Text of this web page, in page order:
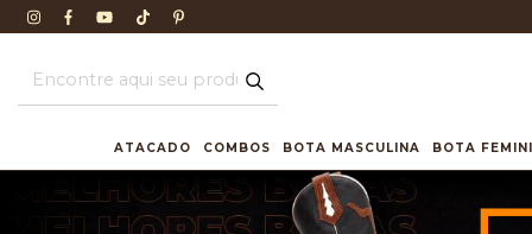
ATACADO COMBOS BOTA MASCULINA BOTA